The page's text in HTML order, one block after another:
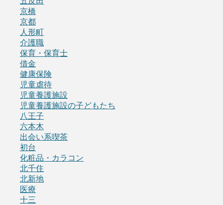
京橋
京都
人形町
介護職
保育・保育士
借金
健康保険
児童虐待
児童養護施設
児童養護施設の子どもたち
八王子
六本木
出会い系喫茶
初台
化粧品・カラコン
北千住
北新地
医療
十三